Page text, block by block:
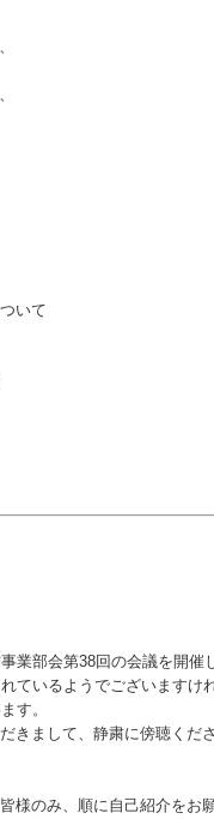
いて
業部会第38回の会議を開催
ているようでございますけ
す。
きまして、静粛に傍聴くだ
のみ、順に自己紹介をお